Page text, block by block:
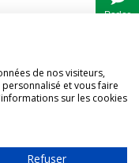
Parler
de nos visiteurs,
et vous faire
sur les cookies
Refuser